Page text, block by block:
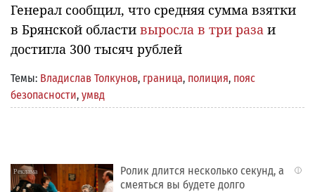
Генерал сообщил, что средняя сумма взятки
в Брянской области выросла в три раза и
достигла 300 тысяч рублей
Темы: Владислав Толкунов, граница, полиция, пояс
безопасности, умвд
i
Ролик длится несколько секунд, а
смеяться вы будете долго